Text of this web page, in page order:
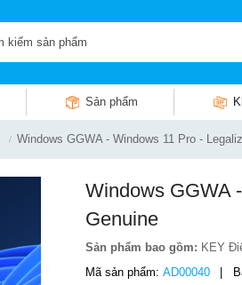
Sản phẩm
Windows GGWA - Windows 11 Pro -
Windows GGWA
Genuine
Sản phẩm bao gồm: KEY
Mã sản phẩm: AD00040